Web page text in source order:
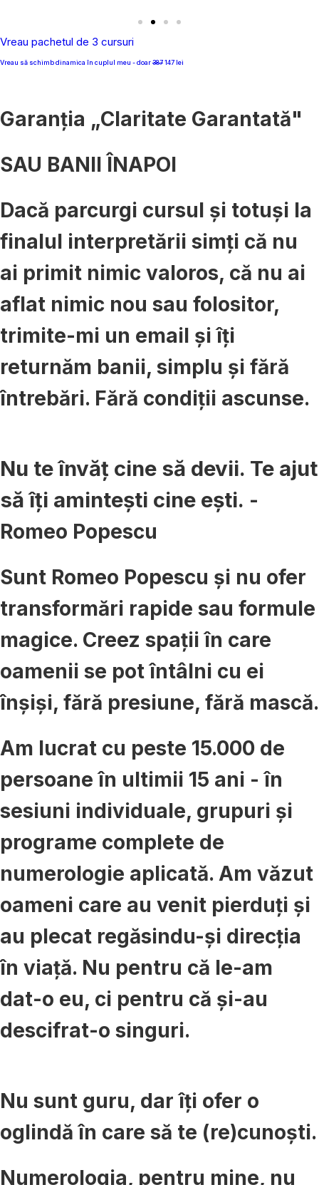
Vreau pachetul de 3 cursuri
Vreau să schimb dinamica în cuplul meu - doar387147 lei
Garanția „Claritate Garantată"
SAU BANII ÎNAPOI
Dacă parcurgi cursul și totuși la
finalul interpretării simți că nu
ai primit nimic valoros, că nu ai
aflat nimic nou sau folositor,
trimite-mi un email și îți
returnăm banii, simplu și fără
întrebări. Fără condiții ascunse.
Nu te învăț cine să devii. Te ajut
să îți amintești cine ești. -
Romeo Popescu
Sunt Romeo Popescu și nu ofer
transformări rapide sau formule
magice. Creez spații în care
oamenii se pot întâlni cu ei
înșiși, fără presiune, fără mască.
Am lucrat cu peste 15.000 de
persoane în ultimii 15 ani - în
sesiuni individuale, grupuri și
programe complete de
numerologie aplicată. Am văzut
oameni care au venit pierduți și
au plecat regăsindu-și direcția
în viață. Nu pentru că le-am
dat-o eu, ci pentru că și-au
descifrat-o singuri.
Nu sunt guru, dar îți ofer o
oglindă în care să te (re)cunoști.
Numerologia, pentru mine, nu